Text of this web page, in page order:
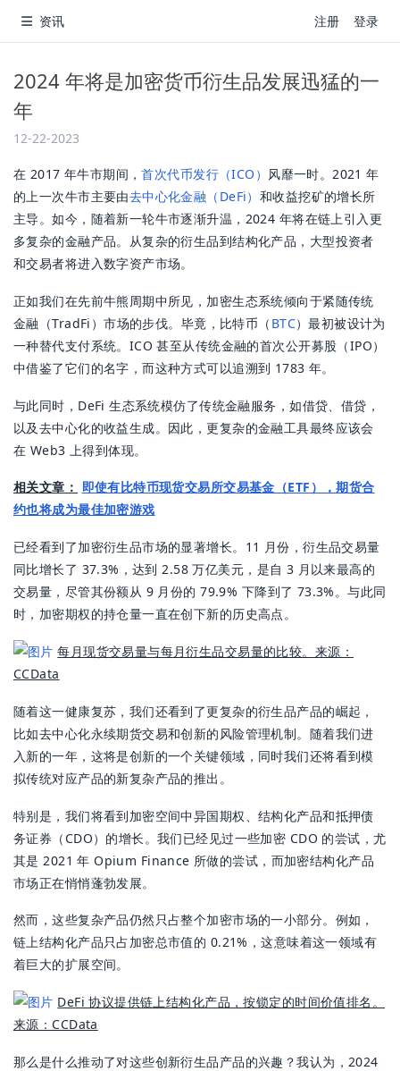
资讯 注册 登录
2024 年将是加密货币衍生品发展迅猛的一
年
12-22-2023
在 2017 年牛市期间，首次代币发行（ICO） 风靡一时。2021 年
的上一次牛市主要由去中心化金融（DeFi） 和收益挖矿的增长所
主导。如今，随着新一轮牛市逐渐升温，2024 年将在链上引入更
多复杂的金融产品。从复杂的衍生品到结构化产品，大型投资者
和交易者将进入数字资产市场。
正如我们在先前牛熊周期中所见，加密生态系统倾向于紧随传统
金融（TradFi）市场的步伐。毕竟，比特币（ BTC）最初被设计为
一种替代支付系统。ICO 甚至从传统金融的首次公开募股（IPO）
中借鉴了它们的名字，而这种方式可以追溯到 1783 年。
与此同时，DeFi 生态系统模仿了传统金融服务，如借贷、借贷，
以及去中心化的收益生成。因此，更复杂的金融工具最终应该会
在 Web3 上得到体现。
相关文章： 即使有比特币现货交易所交易基金（ETF），期货合
约也将成为最佳加密游戏
已经看到了加密衍生品市场的显著增长。11 月份，衍生品交易量
同比增长了 37.3%，达到 2.58 万亿美元，是自 3 月以来最高的
交易量，尽管其份额从 9 月份的 79.9% 下降到了 73.3%。与此同
时，加密期权的持仓量一直在创下新的历史高点。
每月现货交易量与每月衍生品交易量的比较。来源：
CCData
随着这一健康复苏，我们还看到了更复杂的衍生品产品的崛起，
比如去中心化永续期货交易和创新的风险管理机制。随着我们进
入新的一年，这将是创新的一个关键领域，同时我们还将看到模
拟传统对应产品的新复杂产品的推出。
特别是，我们将看到加密空间中异国期权、结构化产品和抵押债
务证券（CDO）的增长。我们已经见过一些加密 CDO 的尝试，尤
其是 2021 年 Opium Finance 所做的尝试，而加密结构化产品
市场正在悄悄蓬勃发展。
然而，这些复杂产品仍然只占整个加密市场的一小部分。例如，
链上结构化产品只占加密总市值的 0.21%，这意味着这一领域有
着巨大的扩展空间。
DeFi 协议提供链上结构化产品，按锁定的时间价值排名。
来源：CCData
那么是什么推动了对这些创新衍生品产品的兴趣？我认为，2024